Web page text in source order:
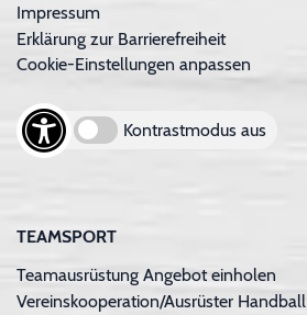
Impressum
Erklärung zur Barrierefreiheit
Cookie-Einstellungen anpassen
Kontrastmodus aus
TEAMSPORT
Teamausrüstung Angebot einholen
Vereinskooperation/Ausrüster Handball